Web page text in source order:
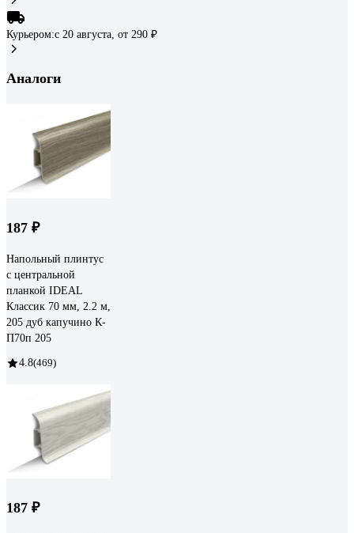
Курьером:c 20 августа, от 290 ₽
Аналоги
187 ₽
Напольный плинтус
с центральной
планкой IDEAL
Классик 70 мм, 2.2 м,
205 дуб капучино К-
П70п 205
4.8(469)
187 ₽